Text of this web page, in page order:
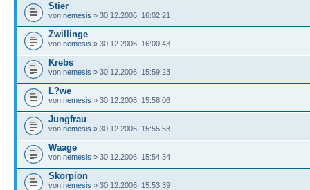
Stier
von nemesis » 30.12.2006, 16:02:21
Zwillinge
von nemesis » 30.12.2006, 16:00:43
Krebs
von nemesis » 30.12.2006, 15:59:23
L?we
von nemesis » 30.12.2006, 15:58:06
Jungfrau
von nemesis » 30.12.2006, 15:55:53
Waage
von nemesis » 30.12.2006, 15:54:34
Skorpion
von nemesis » 30.12.2006, 15:53:39